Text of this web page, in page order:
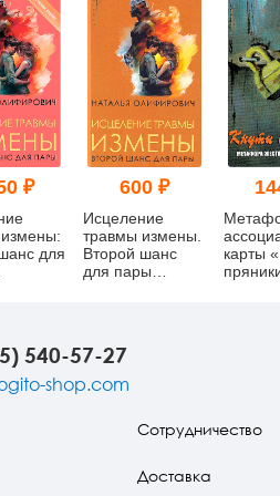
₽
для
600 ₽
Исцеление
травмы измены.
Второй шанс
для пары
карты
540-57-27
shop.com
Сотрудничество
Доставка